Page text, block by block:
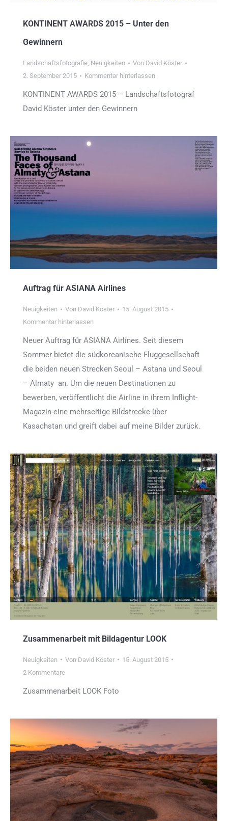
KONTINENT AWARDS 2015 – Unter den
Gewinnern
Landschaftsfotografie, Neuigkeiten Von David Köster
2. September 2015
Kommentar hinterlassen
KONTINENT AWARDS 2015 – Landschaftsfotograf
David Köster unter den Gewinnern
Auftrag für ASIANA Airlines
Neuigkeiten Von David Köster
15. August 2015
Kommentar hinterlassen
Neuer Auftrag für ASIANA Airlines. Seit diesem
Sommer bietet die südkoreanische Fluggesellschaft
die beiden neuen Strecken Seoul – Astana und Seoul
– Almaty an. Um die neuen Destinationen zu
bewerben, veröffentlicht die Airline in ihrem Inflight-
Magazin eine mehrseitige Bildstrecke über
Kasachstan und greift dabei auf meine Bilder zurück.
Zusammenarbeit mit Bildagentur LOOK
Neuigkeiten Von David Köster
15. August 2015
2 Kommentare
Zusammenarbeit LOOK Foto